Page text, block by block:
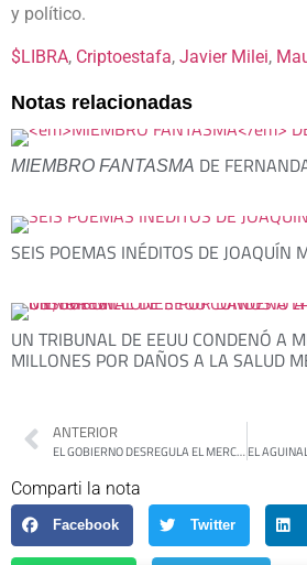
y político.
$LIBRA, Criptoestafa, Javier Milei,
Notas relacionadas
MIEMBRO FANTASMA DE
SEIS POEMAS INÉDITOS DE JOAQUÍN
UN TRIBUNAL DE EEUU CONDENÓ A
MILLONES POR DAÑOS A LA SALUD
ANTERIOR
EL GOBIERNO DESREGULA EL MERCADO ELÉCTRICO, CON MAYOR PODER PARA LOS PRIVADOS
Comparti la nota
Facebook Twitter